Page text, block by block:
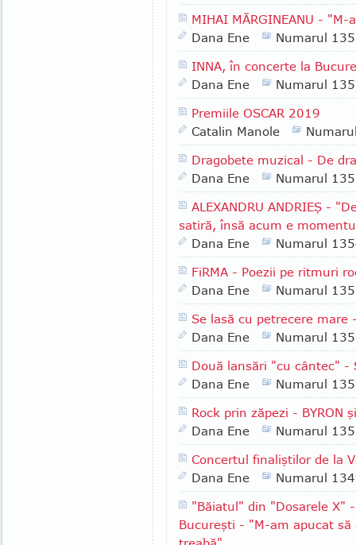
MIHAI MĂRGINEANU -
Dana Ene
Numarul
INNA, în concerte la
Dana Ene
Numarul
Premiile OSCAR 2019
Catalin Manole
Dragobete muzical - De
Dana Ene
Numarul
ALEXANDRU ANDRIEŞ -
satiră, însă acum e
Dana Ene
Numarul
FiRMA - Poezii pe ritmuri
Dana Ene
Numarul
Se lasă cu petrecere mare
Dana Ene
Numarul
Două lansări "cu cântec" -
Dana Ene
Numarul
Rock prin zăpezi - BYRON
Dana Ene
Numarul
Concertul finaliştilor de la
Dana Ene
Numarul
"Băiatul" din "Dosarele X"
Bucureşti - "M-am apucat